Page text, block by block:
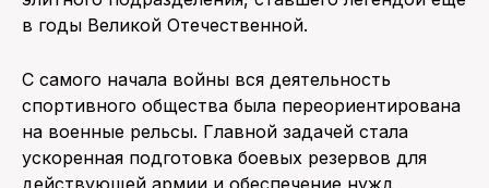
в годы Великой Отечественной.
С самого начала войны вся деятельность
спортивного общества была переориентирована
на военные рельсы. Главной задачей стала
ускоренная подготовка боевых резервов для
действующей армии и обеспечение нужд